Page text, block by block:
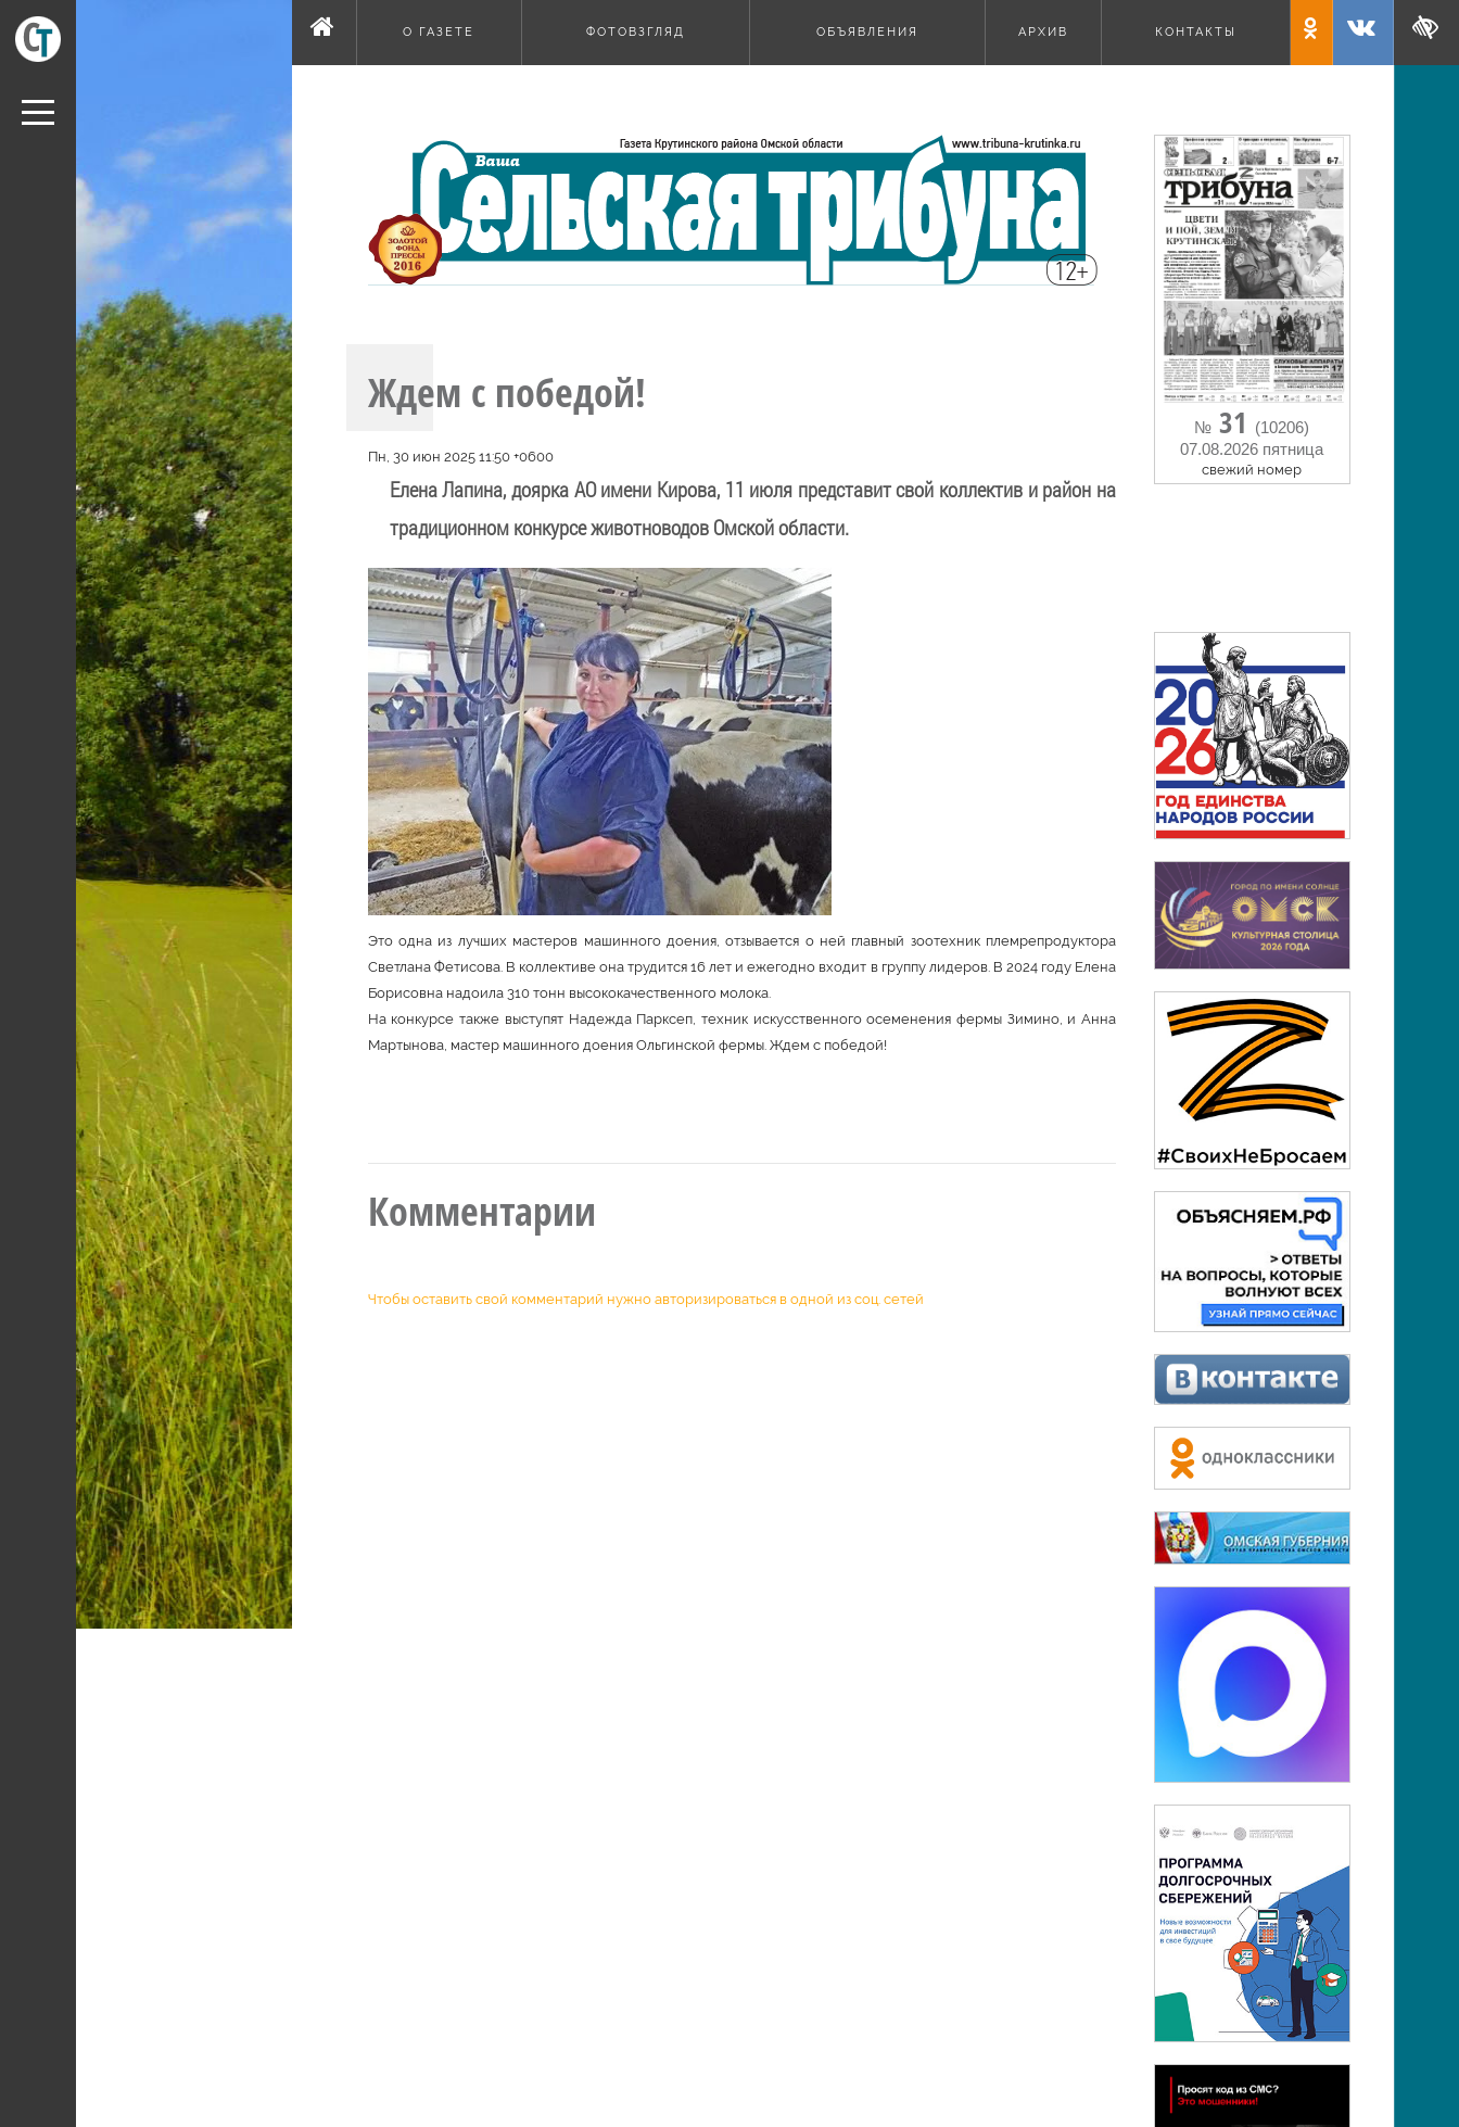
О ГАЗЕТЕ ФОТОВЗГЛЯД ОБЪЯВЛЕНИЯ АРХИВ КОНТАКТЫ
Ждем с победой!
Пн, 30 июн 2025 11:50 +0600
Елена Лапина, доярка АО имени Кирова, 11 июля представит свой коллектив и район на
традиционном конкурсе животноводов Омской области.
Это одна из лучших мастеров машинного доения, отзывается о ней главный зоотехник племрепродуктора
Светлана Фетисова. В коллективе она трудится 16 лет и ежегодно входит в группу лидеров. В 2024 году Елена
Борисовна надоила 310 тонн высококачественного молока.
На конкурсе также выступят Надежда Парксеп, техник искусственного осеменения фермы Зимино, и Анна
Мартынова, мастер машинного доения Ольгинской фермы. Ждем с победой!
Комментарии
Чтобы оставить свой комментарий нужно авторизироваться в одной из соц. сетей
№ 31
(10206)
07.08.2026 пятница
cвежий номер